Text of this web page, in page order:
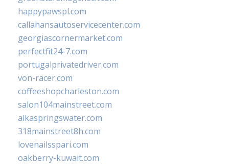
happypawspl.com
callahansautoservicecenter.com
georgiascornermarket.com
perfectfit24-7.com
portugalprivatedriver.com
von-racer.com
coffeeshopcharleston.com
salon104mainstreet.com
alkaspringswater.com
318mainstreet8h.com
lovenailsspari.com
oakberry-kuwait.com